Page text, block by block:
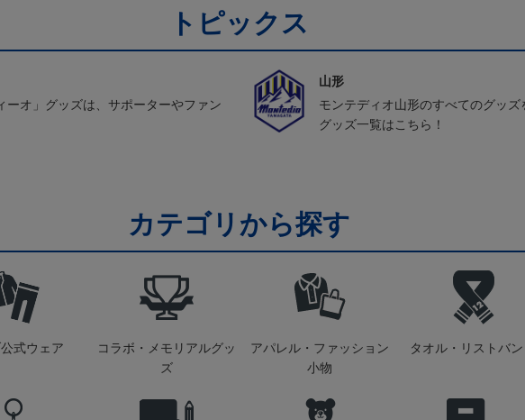
トピックス
ーオ」グッズは、サポーターやファン
山形
モンテディオ山形のすべてのグッ
グッズ一覧はこちら！
カテゴリから探す
式ウェア
コラボ・メモリアルグッ
ズ
アパレル・ファッション
小物
タオル・リストバン